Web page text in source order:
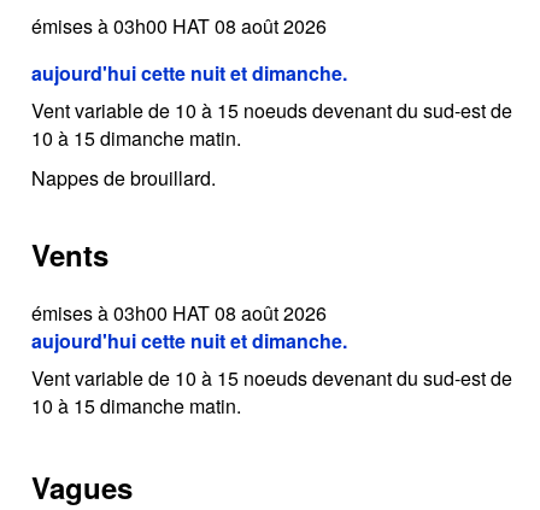
émises à 03h00 HAT 08 août 2026
aujourd'hui cette nuit et dimanche.
Vent variable de 10 à 15 noeuds devenant du sud-est de
10 à 15 dimanche matin.
Nappes de brouillard.
Vents
émises à 03h00 HAT 08 août 2026
aujourd'hui cette nuit et dimanche.
Vent variable de 10 à 15 noeuds devenant du sud-est de
10 à 15 dimanche matin.
Vagues